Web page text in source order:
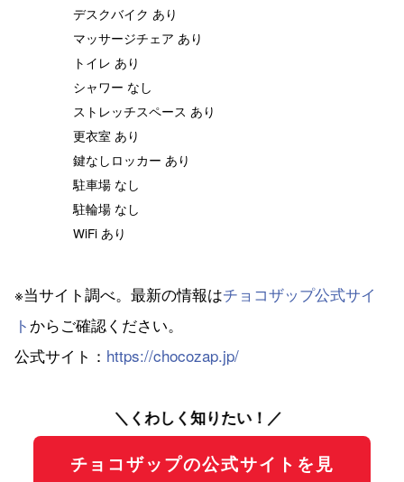
デスクバイク あり
マッサージチェア あり
トイレ あり
シャワー なし
ストレッチスペース あり
更衣室 あり
鍵なしロッカー あり
駐車場 なし
駐輪場 なし
WiFi あり
※当サイト調べ。最新の情報はチョコザップ公式サイ
ト からご確認ください。
公式サイト： https://chocozap.jp/
＼くわしく知りたい！／
チョコザップの公式サイトを見